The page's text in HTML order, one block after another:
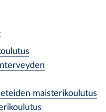
maisterikoulutus